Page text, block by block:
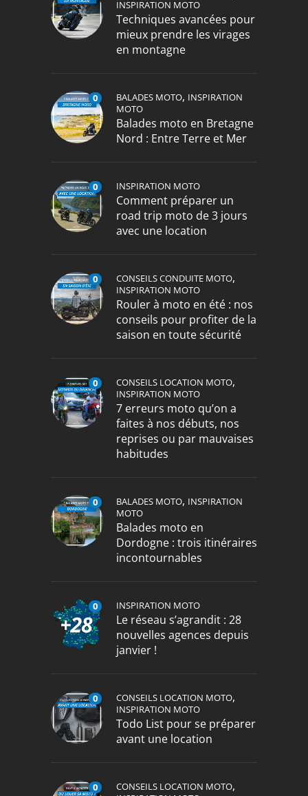
INSPIRATION MOTO
Techniques avancées pour
mieux prendre les virages
en montagne
0 BALADES MOTO, INSPIRATION
MOTO
Balades moto en Bretagne
Nord : Entre Terre et Mer
0 INSPIRATION MOTO
Comment préparer un
road trip moto de 3 jours
avec une location
0 CONSEILS CONDUITE MOTO,
INSPIRATION MOTO
Rouler à moto en été : nos
conseils pour profiter de la
saison en toute sécurité
0 CONSEILS LOCATION MOTO,
INSPIRATION MOTO
7 erreurs moto qu’on a
faites à nos débuts, nos
reprises ou par mauvaises
habitudes
0 BALADES MOTO, INSPIRATION
MOTO
Balades moto en
Dordogne : trois itinéraires
incontournables
0 INSPIRATION MOTO
Le réseau s’agrandit : 28
nouvelles agences depuis
janvier !
0 CONSEILS LOCATION MOTO,
INSPIRATION MOTO
Todo List pour se préparer
avant une location
0 CONSEILS LOCATION MOTO,